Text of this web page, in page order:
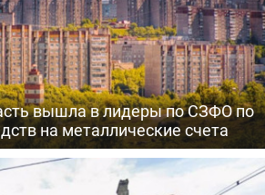
вышла в лидеры по СЗФО по
на металлические счета